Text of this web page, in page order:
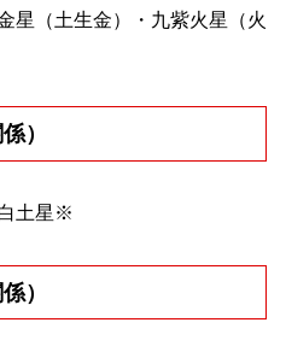
星（土生金）・九紫火星（火
）
土星※
）